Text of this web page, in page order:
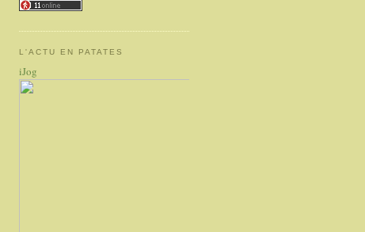
L'ACTU EN PATATES
iJog